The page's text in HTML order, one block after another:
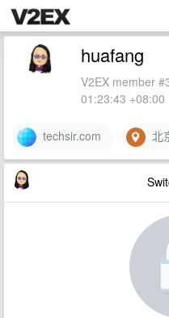
huafang
V2EX member
01:23:43 +08:00
techsir.com 北